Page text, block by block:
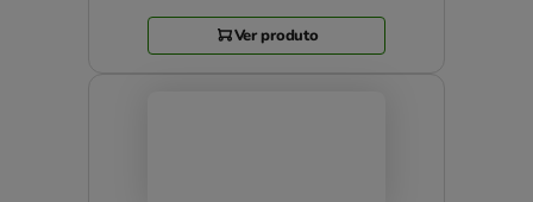
Ver produto